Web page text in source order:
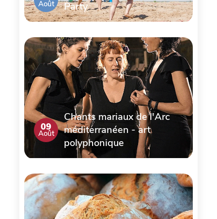
Août
Party
09
Août
Chants mariaux de l'Arc
méditerranéen - art
polyphonique